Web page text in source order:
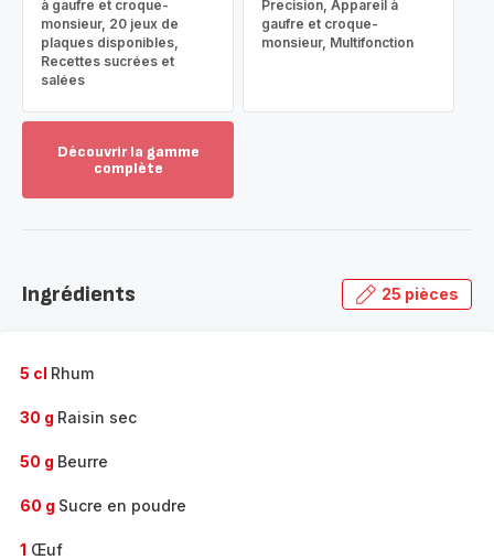
à gaufre et croque-
monsieur, 20 jeux de
plaques disponibles,
Recettes sucrées et
salées
Precision, Appareil à
gaufre et croque-
monsieur, Multifonction
Découvrir la gamme
complète
gamme
Ingrédients 25 pièces
5 cl Rhum
30 g Raisin sec
50 g Beurre
60 g Sucre en poudre
1 Œuf